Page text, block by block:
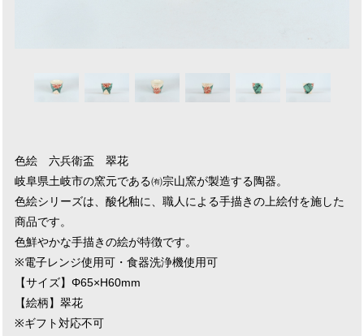
色絵 六兵衛盃 翠花
岐阜県土岐市の窯元である㈲宗山窯が製造する陶器。
色絵シリーズは、酸化釉に、職人による手描きの上絵付を施した
商品です。
色鮮やかな手描きの絵が特徴です。
※電子レンジ使用可・食器洗浄機使用可
【サイズ】Φ65×H60mm
【絵柄】翠花
※ギフト対応不可